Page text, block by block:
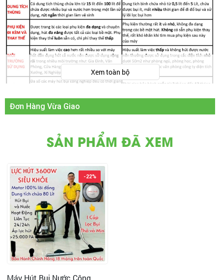
VIDEO SẢN PHẨM:
Trình Xây Dựng
Xem toàn bộ
Đơn Hàng Vừa Giao
SẢN PHẨM ĐÃ XEM
Máy Hút Bụi Nước Công
-22%